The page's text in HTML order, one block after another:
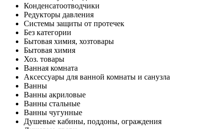
Конденсатоотводчики
Редукторы давления
Системы защиты от протечек
Без категории
Бытовая химия, хозтовары
Бытовая химия
Хоз. товары
Ванная комната
Аксессуары для ванной комнаты и санузла
Ванны
Ванны акриловые
Ванны стальные
Ванны чугунные
Душевые кабины, поддоны, ограждения